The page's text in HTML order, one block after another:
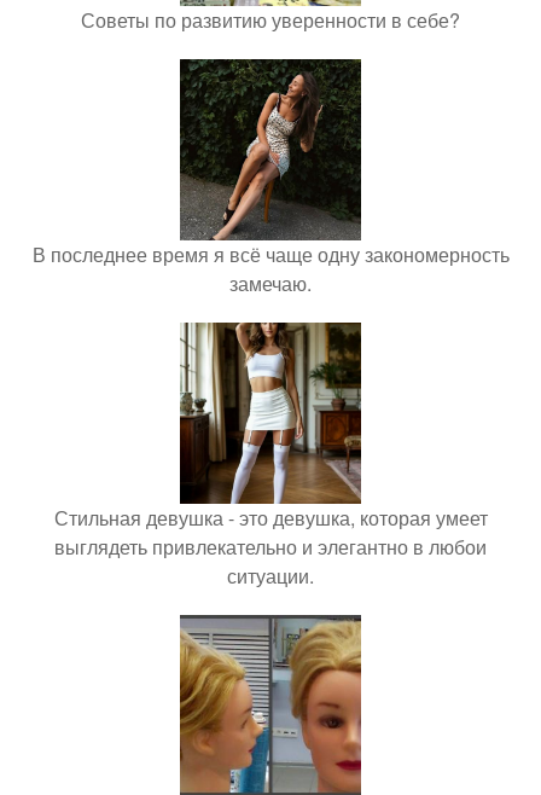
Советы по развитию уверенности в себе?
В последнее время я всё чаще одну закономерность
замечаю.
Стильная девушка - это девушка, которая умеет
выглядеть привлекательно и элегантно в любои
ситуации.